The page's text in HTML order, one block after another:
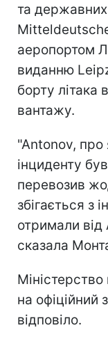
та державних
аеропортом
виданню
борту літака
вантажу.
"Antonov, про
інциденту
перевозив
збігається з
отримали
сказала
на офіційний
відповіло.